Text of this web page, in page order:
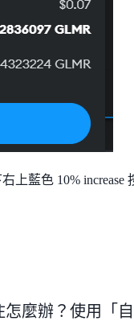
上藍色 10% increase
麼辦？使用「